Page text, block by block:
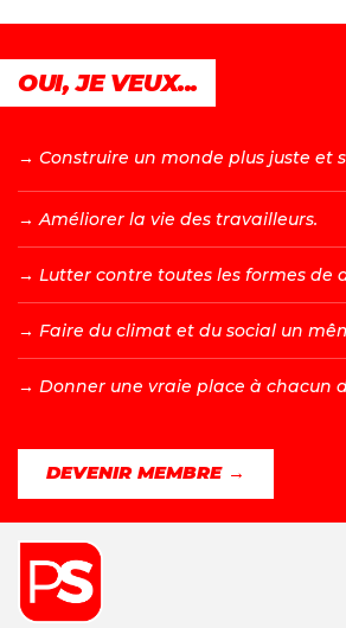
OUI, JE VEUX...
→ Construire un monde plus juste et
→ Améliorer la vie des travailleurs.
→ Lutter contre toutes les formes de
→ Faire du climat et du social un
→ Donner une vraie place à chacun
DEVENIR MEMBRE →